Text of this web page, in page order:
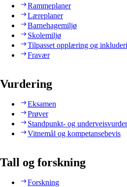
Rammeplaner
Læreplaner
Barnehagemiljø
Skolemiljø
Tilpasset opplæring og
Fravær
Vurdering
Eksamen
Prøver
Standpunkt- og
Vitnemål og kompetansebevis
Tall og forskning
Forskning